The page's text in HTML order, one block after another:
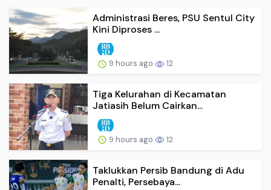
Administrasi Beres, PSU Sentul City
Kini Diproses ...
9 hours ago 12
Tiga Kelurahan di Kecamatan
Jatiasih Belum Cairkan...
9 hours ago 12
Taklukkan Persib Bandung di Adu
Penalti, Persebaya...